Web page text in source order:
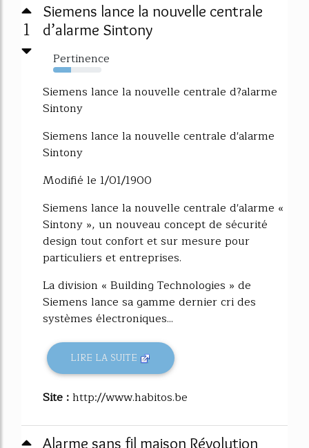
1
Siemens lance la nouvelle centrale
d’alarme Sintony
Pertinence
37%
Siemens lance la nouvelle centrale d?alarme
Sintony
Siemens lance la nouvelle centrale d'alarme
Sintony
Modifié le 1/01/1900
Siemens lance la nouvelle centrale d'alarme «
Sintony », un nouveau concept de sécurité
design tout confort et sur mesure pour
particuliers et entreprises.
La division « Building Technologies » de
Siemens lance sa gamme dernier cri des
systèmes électroniques...
LIRE LA SUITE
Site :http://www.habitos.be
Alarme sans fil maison Révolution